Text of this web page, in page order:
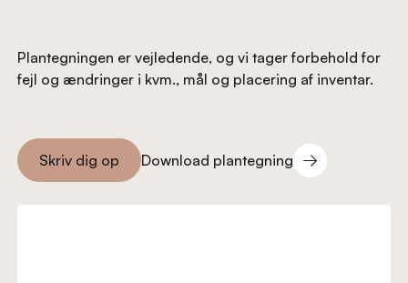
Plantegningen er vejledende, og vi tager forbehold for
fejl og ændringer i kvm., mål og placering af inventar.
Skriv dig op
Skriv dig op
Download plantegning
Download plantegning